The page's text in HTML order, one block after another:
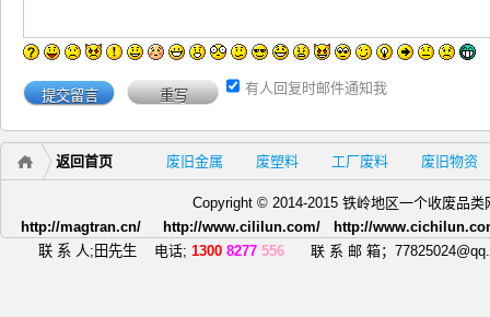
有人回复时邮件通知我
废旧物资
工厂废料
废塑料
废旧金属
返回首页
Copyright © 2014-2015 铁岭地区一个收废品
http://magtran.cn/ http://www.cililun.com/ http://
联 系 人;田先生 电话; 1300 8277 556 联 系 邮 箱；